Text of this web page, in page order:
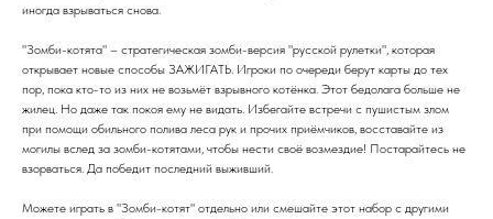
иногда взрываться снова.
"Зомби-котята" – стратегическая зомби-версия "русской рулетки", которая
открывает новые способы ЗАЖИГАТЬ. Игроки по очереди берут карты до тех
пор, пока кто-то из них не возьмёт взрывного котёнка. Этот бедолага больше не
жилец. Но даже так покоя ему не видать. Избегайте встречи с пушистым злом
при помощи обильного полива леса рук и прочих приёмчиков, восставайте из
могилы вслед за зомби-котятами, чтобы нести своё возмездие! Постарайтесь не
взорваться. Да победит последний выживший.
Можете играть в "Зомби-котят" отдельно или смешайте этот набор с другими